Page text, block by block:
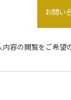
お問い
容の閲覧をご希望